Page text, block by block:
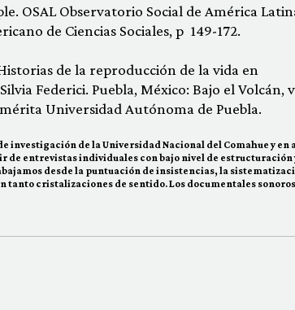
OSAL Observatorio Social de América
de Ciencias Sociales, p 149-172.
de la reproducción de la vida en
Federici. Puebla, México: Bajo el Volcán,
Universidad Autónoma de Puebla.
investigación de la Universidad Nacional del Comahue y
de entrevistas individuales con bajo nivel de estructuración
desde la puntuación de insistencias, la
cristalizaciones de sentido. Los documentales